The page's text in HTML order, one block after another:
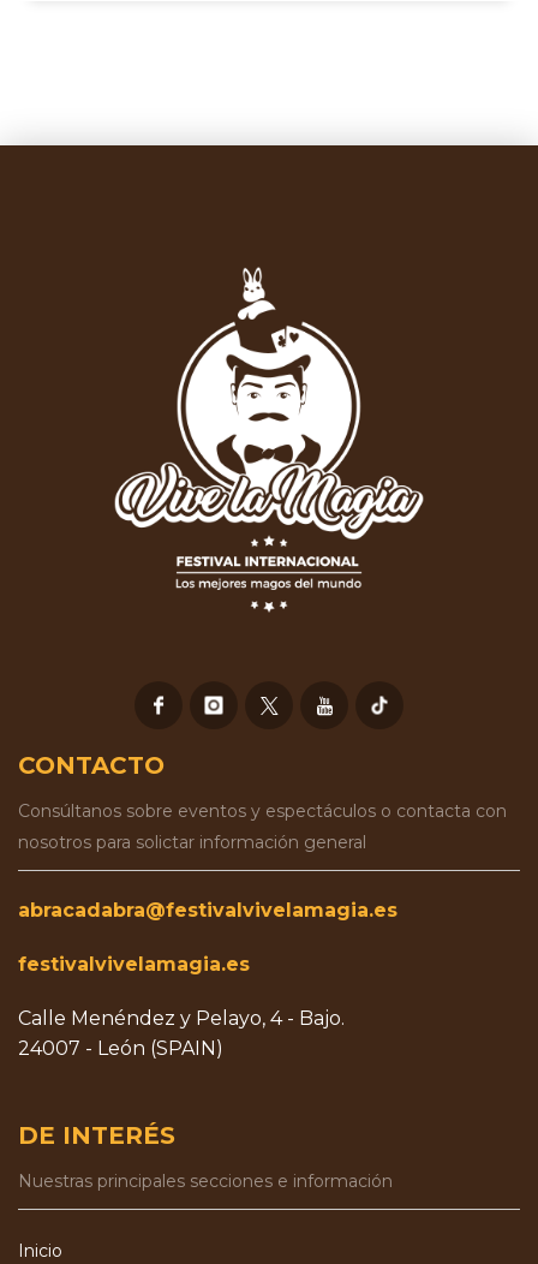
CONTACTO
Consúltanos sobre eventos y espectáculos o contacta con
nosotros para solictar información general
abracadabra@festivalvivelamagia.es
festivalvivelamagia.es
Calle Menéndez y Pelayo, 4 - Bajo.
24007 - León (SPAIN)
DE INTERÉS
Nuestras principales secciones e información
Inicio